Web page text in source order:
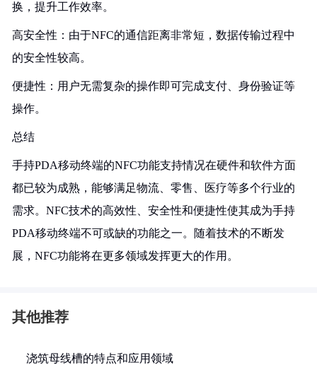
换，提升工作效率。
高安全性：由于NFC的通信距离非常短，数据传输过程中
的安全性较高。
便捷性：用户无需复杂的操作即可完成支付、身份验证等
操作。
总结
手持PDA移动终端的NFC功能支持情况在硬件和软件方面
都已较为成熟，能够满足物流、零售、医疗等多个行业的
需求。NFC技术的高效性、安全性和便捷性使其成为手持
PDA移动终端不可或缺的功能之一。随着技术的不断发
展，NFC功能将在更多领域发挥更大的作用。
其他推荐
浇筑母线槽的特点和应用领域